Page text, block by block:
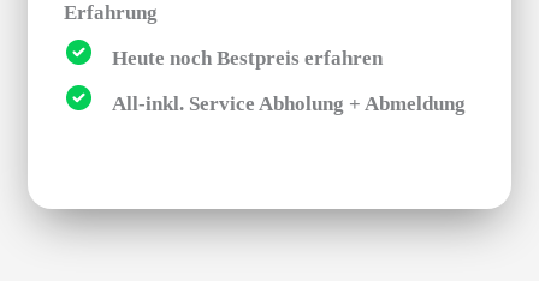
Erfahrung
Heute noch Bestpreis erfahren
All-inkl. Service Abholung + Abmeldung